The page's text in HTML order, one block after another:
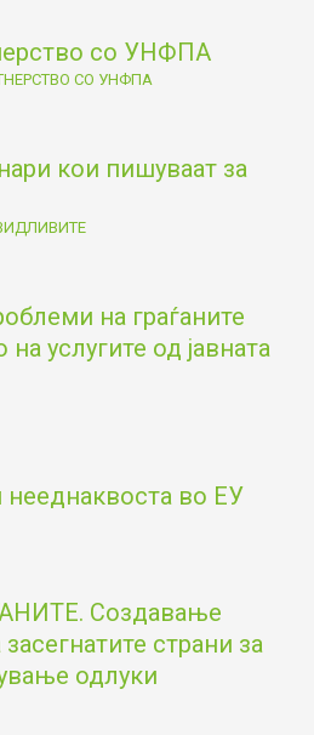
со УНФПА
СО УНФПА
кои пишуваат за
на граѓаните
услугите од јавната
нееднаквоста во ЕУ
Создавање
страни за
одлуки